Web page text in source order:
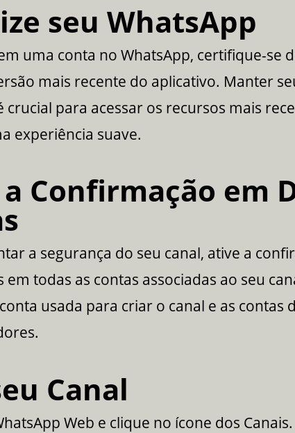
seu WhatsApp
uma conta no WhatsApp, certifique-se
mais recente do aplicativo. Manter
crucial para acessar os recursos mais
experiência suave.
Confirmação em
a segurança do seu canal, ative a
em todas as contas associadas ao seu
usada para criar o canal e as contas
Canal
Web e clique no ícone dos Canais.